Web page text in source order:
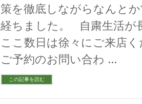
策を徹底しながらなんと
経ちました。 自粛生活が
ここ数日は徐々にご来店く
ご予約のお問い合わ …
この記事を読む